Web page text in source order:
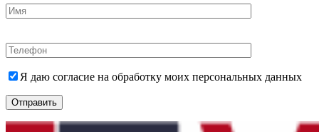
Я даю согласие на обработку моих персональных данных
Отправить